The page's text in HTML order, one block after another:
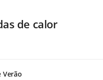
de calor
Verão